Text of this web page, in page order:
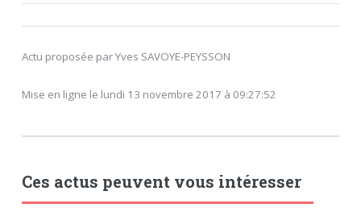
Actu proposée par Yves SAVOYE-PEYSSON
Mise en ligne le lundi 13 novembre 2017 à 09:27:52
Ces actus peuvent vous intéresser